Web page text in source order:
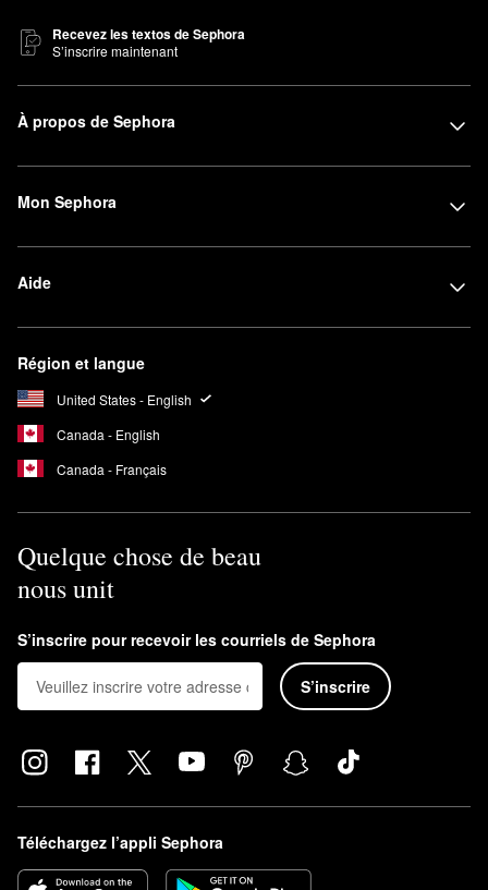
Recevez les textos de Sephora
S’inscrire maintenant
À propos de Sephora
Mon Sephora
Aide
Région et langue
United States - English
Canada - English
Canada - Français
Quelque chose de beau
nous unit
S’inscrire pour recevoir les courriels de Sephora
S’inscrire
Téléchargez l’appli Sephora